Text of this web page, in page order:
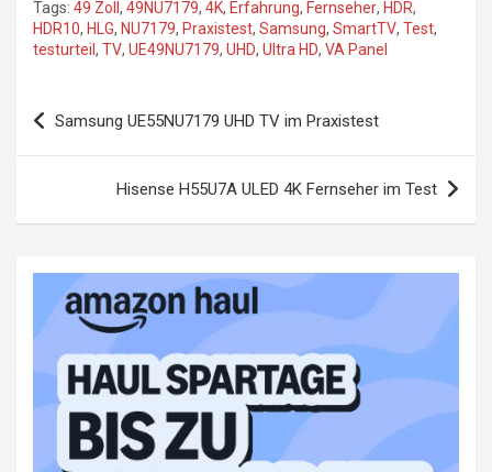
Tags: 49 Zoll , 49NU7179, 4K, Erfahrung, Fernseher, HDR,
HDR10, HLG, NU7179, Praxistest, Samsung, SmartTV, Test,
testurteil , TV, UE49NU7179, UHD, Ultra HD, VA Panel
Beitragsnavigation
Samsung UE55NU7179 UHD TV im Praxistest
Hisense H55U7A ULED 4K Fernseher im Test